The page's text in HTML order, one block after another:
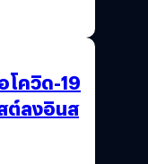
โควิด-19
ต์ลงอินส